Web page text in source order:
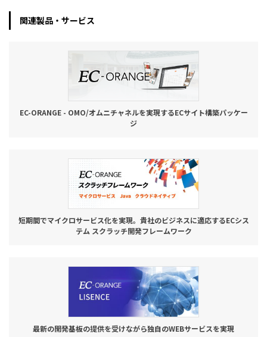
関連製品・サービス
EC-ORANGE - OMO/オムニチャネルを実現するECサイト構築パッケー
ジ
短期間でマイクロサービス化を実現。貴社のビジネスに適応するECシス
テム スクラッチ開発フレームワーク
最新の開発基板の提供を受けながら独自のWEBサービスを実現